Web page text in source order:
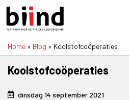
Overslaan
naar
inhoudKruimelpad
Home Blog Koolstofcoöperaties
Koolstofcoöperaties
dinsdag 14 september 2021